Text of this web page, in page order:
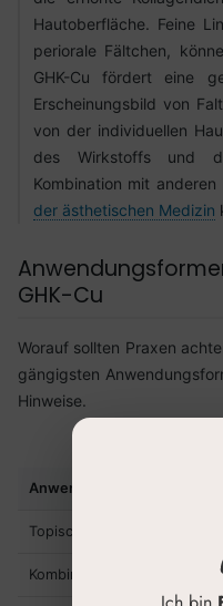
Hautoberfläche. Feine
periorale Fältchen,
GHK-Cu fördert eine
Erscheinungsbild von
von der individuellen
des Wirkstoffs und
Kombination mit
der ästhetischen Medizin
GHK-Cu
Worauf sollten Praxen
gängigsten
Hinweise.
Anwendungsform
Topische Seren/Ampullen
Kombination mit